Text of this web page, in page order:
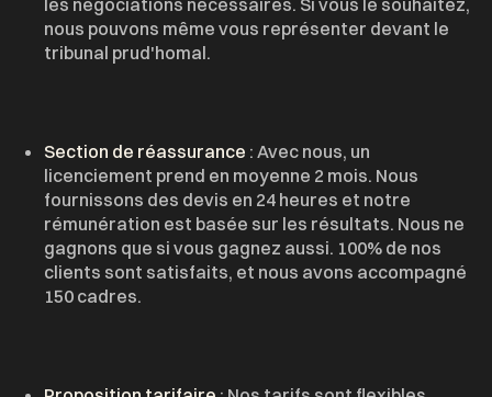
les négociations nécessaires. Si vous le souhaitez,
nous pouvons même vous représenter devant le
tribunal prud'homal.
Section de réassurance : Avec nous, un
licenciement prend en moyenne 2 mois. Nous
fournissons des devis en 24 heures et notre
rémunération est basée sur les résultats. Nous ne
gagnons que si vous gagnez aussi. 100% de nos
clients sont satisfaits, et nous avons accompagné
150 cadres.